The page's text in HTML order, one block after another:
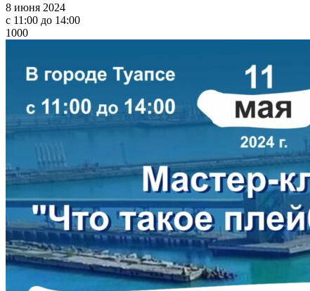
8 июня 2024
с 11:00 до 14:00
1000